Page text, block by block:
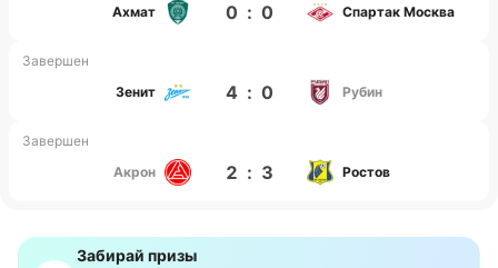
Ахмат
0 : 0 Спартак Москва
Завершен
Зенит
4 : 0 Рубин
Завершен
Акрон
2 : 3 Ростов
Забирай призы